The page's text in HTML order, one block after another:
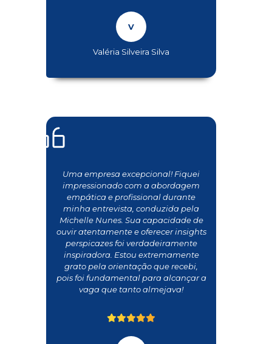
Valéria Silveira Silva
Uma empresa excepcional! Fiquei
impressionado com a abordagem
empática e profissional durante
minha entrevista, conduzida pela
Michelle Nunes. Sua capacidade de
ouvir atentamente e oferecer insights
perspicazes foi verdadeiramente
inspiradora. Estou extremamente
grato pela orientação que recebi,
pois foi fundamental para alcançar a
vaga que tanto almejava!